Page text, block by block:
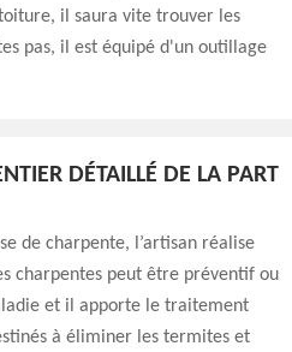
il saura vite trouver les
pas, il est équipé d'un outillage
DÉTAILLÉ DE LA PART
de charpente, l’artisan réalise
charpentes peut être préventif ou
et il apporte le traitement
à éliminer les termites et